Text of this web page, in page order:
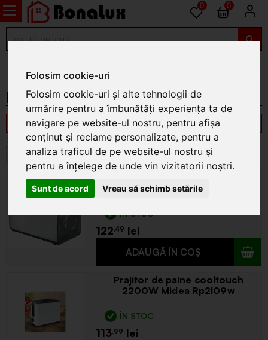
Folosim cookie-uri
Folosim cookie-uri și alte tehnologii de
urmărire pentru a îmbunătăți experiența ta de
navigare pe website-ul nostru, pentru afișa
conținut și reclame personalizate, pentru a
analiza traficul de pe website-ul nostru și
pentru a înțelege de unde vin vizitatorii noștri.
Sunt de acord Vreau să schimb setările
0 0
Prajitor paine
Filtrează
ÎN STOC
122.49
Prajitor de paine cooltouch
2200W Midea Rp2l09w
ÎN STOC
113.99